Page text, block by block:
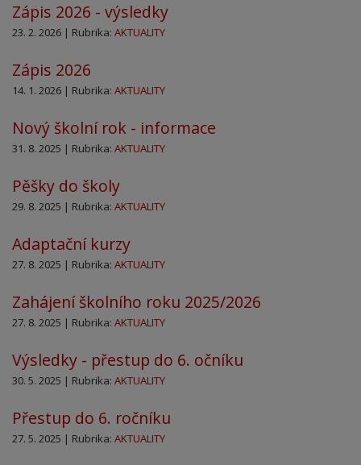
Zápis 2026 - výsledky
23. 2. 2026 | Rubrika: AKTUALITY
Zápis 2026
14. 1. 2026 | Rubrika: AKTUALITY
Nový školní rok - informace
31. 8. 2025 | Rubrika: AKTUALITY
Pěšky do školy
29. 8. 2025 | Rubrika: AKTUALITY
Adaptační kurzy
27. 8. 2025 | Rubrika: AKTUALITY
Zahájení školního roku 2025/2026
27. 8. 2025 | Rubrika: AKTUALITY
Výsledky - přestup do 6. očníku
30. 5. 2025 | Rubrika: AKTUALITY
Přestup do 6. ročníku
27. 5. 2025 | Rubrika: AKTUALITY